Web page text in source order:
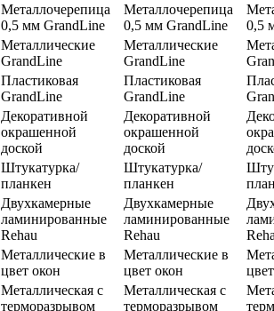
Металлочерепица
0,5 мм GrandLine
Металлочерепица
0,5 мм GrandLine
0,5
Металлические
GrandLine
Металлические
GrandLine
Пластиковая
GrandLine
Пластиковая
GrandLine
Декоративной
окрашенной
доской
Декоративной
окрашенной
доской
Штукатурка/
планкен
Штукатурка/
планкен
Двухкамерные
ламинированные
Rehau
Двухкамерные
ламинированные
Rehau
Металлические в
цвет окон
Металлические в
цвет окон
Металлическая с
терморазрывом
Металлическая с
терморазрывом